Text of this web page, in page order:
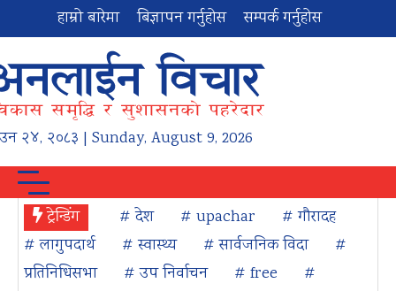
हाम्रो बारेमा बिज्ञापन गर्नुहोस सम्पर्क गर्नुहोस
२४, २०८३ | Sunday, August 9, 2026
ट्रेन्डिंग # देश # upachar
# गौरादह
# लागुपदार्थ
# स्वास्थ्य # सार्वजनिक विदा
#
प्रतिनिधिसभा
# उप निर्वाचन # free
#